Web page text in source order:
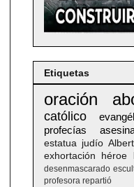
Etiquetas
oración
católico
profecías
estatua judío
exhortación
héroe
desenmascarado
profesora repartió